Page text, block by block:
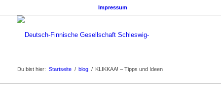
Impressum
Du bist hier: Startseite / blog / KLIKKAA! – Tipps und Ideen